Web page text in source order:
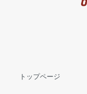
トップページ